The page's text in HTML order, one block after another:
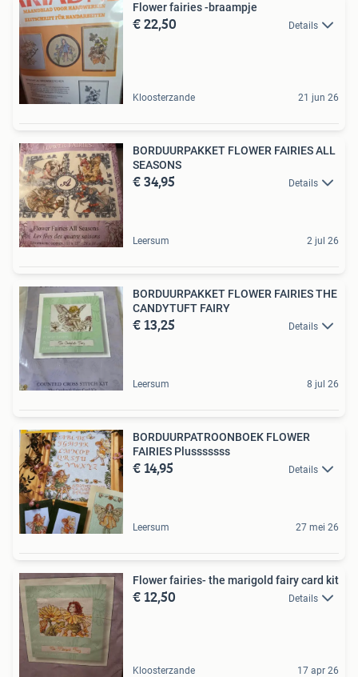
Flower fairies -braampje
€ 22,50 Details
Kloosterzande 21 jun 26
BORDUURPAKKET FLOWER FAIRIES ALL
SEASONS
€ 34,95 Details
Leersum 2 jul 26
BORDUURPAKKET FLOWER FAIRIES THE
CANDYTUFT FAIRY
€ 13,25 Details
Leersum 8 jul 26
BORDUURPATROONBOEK FLOWER
FAIRIES Plusssssss
€ 14,95 Details
Leersum 27 mei 26
Flower fairies- the marigold fairy card kit
€ 12,50 Details
Kloosterzande 17 apr 26